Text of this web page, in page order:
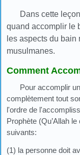
Dans cette
quand accomplir le
les aspects du
musulmanes.
Comment
Pour accomplir
complètement tout
l'ordre de
Prophète (Qu’Allah
suivants:
(1) la personne doit